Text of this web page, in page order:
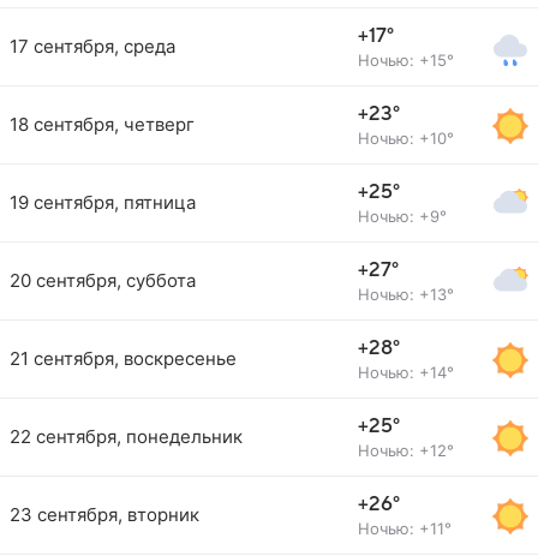
17 сентября, среда +17°
Ночью: +15°
18 сентября, четверг +23°
Ночью: +10°
19 сентября, пятница +25°
Ночью: +9°
20 сентября, суббота +27°
Ночью: +13°
21 сентября, воскресенье +28°
Ночью: +14°
22 сентября, понедельник +25°
Ночью: +12°
23 сентября, вторник +26°
Ночью: +11°